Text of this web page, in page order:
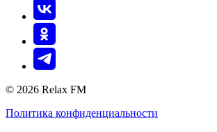
© 2026 Relax FM
Политика конфиденциальности